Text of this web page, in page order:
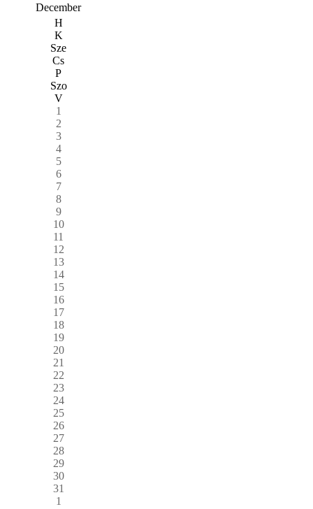
December
H
K
Sze
Cs
P
Szo
V
1
2
3
4
5
6
7
8
9
10
11
12
13
14
15
16
17
18
19
20
21
22
23
24
25
26
27
28
29
30
31
1